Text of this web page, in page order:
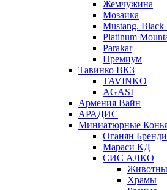
Жемчужина
Мозаика
Mustang. Black
Platinum
Parakar
Премиум
Тавинко ВКЗ
TAVINKO
AGASI
Армения Вайн
АРАДИС
Миниатюрные
Оганян Бренди
Мараси КД
СИС АЛКО
Храмы